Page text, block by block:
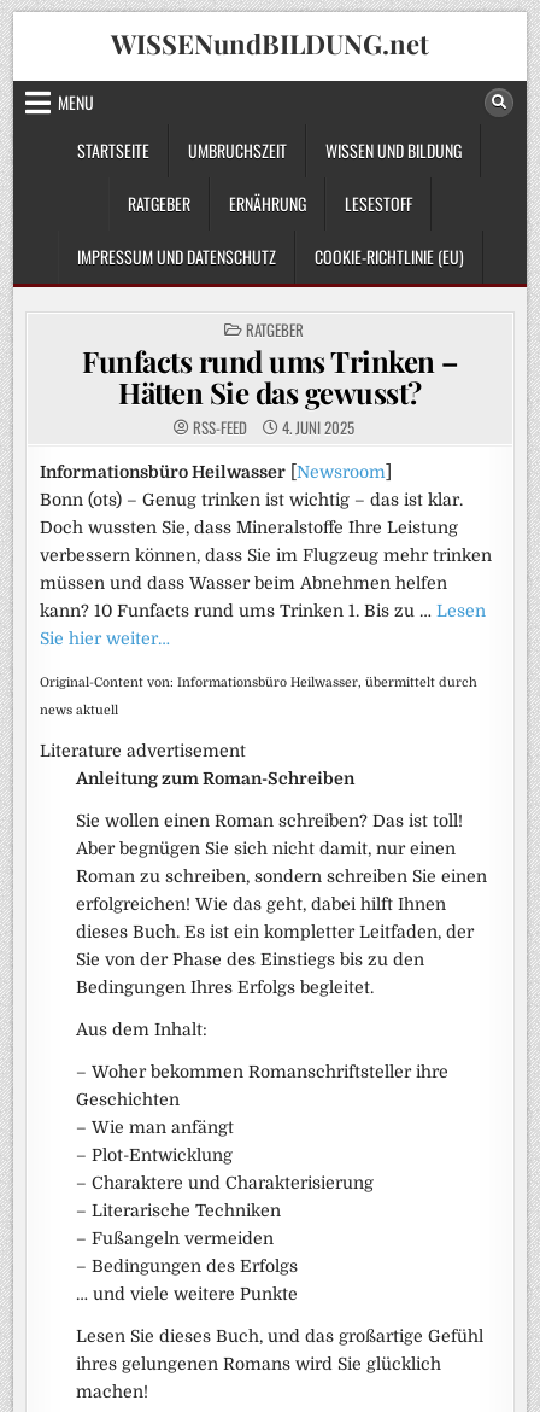
Skip
to
content
WISSENundBILDUNG.net
MENU
STARTSEITE
UMBRUCHSZEIT WISSEN UND BILDUNG
RATGEBER ERNÄHRUNG LESESTOFF
IMPRESSUM UND DATENSCHUTZ COOKIE-RICHTLINIE (EU)
POSTED
IN
RATGEBER
Funfacts rund ums Trinken –
Hätten Sie das gewusst?
RSS-FEED 4. JUNI 2025
Informationsbüro Heilwasser [Newsroom
Bonn (ots) – Genug trinken ist wichtig – das ist klar.
Doch wussten Sie, dass Mineralstoffe Ihre Leistung
verbessern können, dass Sie im Flugzeug mehr trinken
müssen und dass Wasser beim Abnehmen helfen
kann? 10 Funfacts rund ums Trinken 1. Bis zu …Lesen
Sie hier weiter…
Original-Content von: Informationsbüro Heilwasser, übermittelt durch
news aktuell
Literature advertisement
Anleitung zum Roman-Schreiben
Sie wollen einen Roman schreiben? Das ist toll!
Aber begnügen Sie sich nicht damit, nur einen
Roman zu schreiben, sondern schreiben Sie einen
erfolgreichen! Wie das geht, dabei hilft Ihnen
dieses Buch. Es ist ein kompletter Leitfaden, der
Sie von der Phase des Einstiegs bis zu den
Bedingungen Ihres Erfolgs begleitet.
Aus dem Inhalt:
– Woher bekommen Romanschriftsteller ihre
Geschichten
– Wie man anfängt
– Plot-Entwicklung
– Charaktere und Charakterisierung
– Literarische Techniken
– Fußangeln vermeiden
– Bedingungen des Erfolgs
… und viele weitere Punkte
Lesen Sie dieses Buch, und das großartige Gefühl
ihres gelungenen Romans wird Sie glücklich
machen!